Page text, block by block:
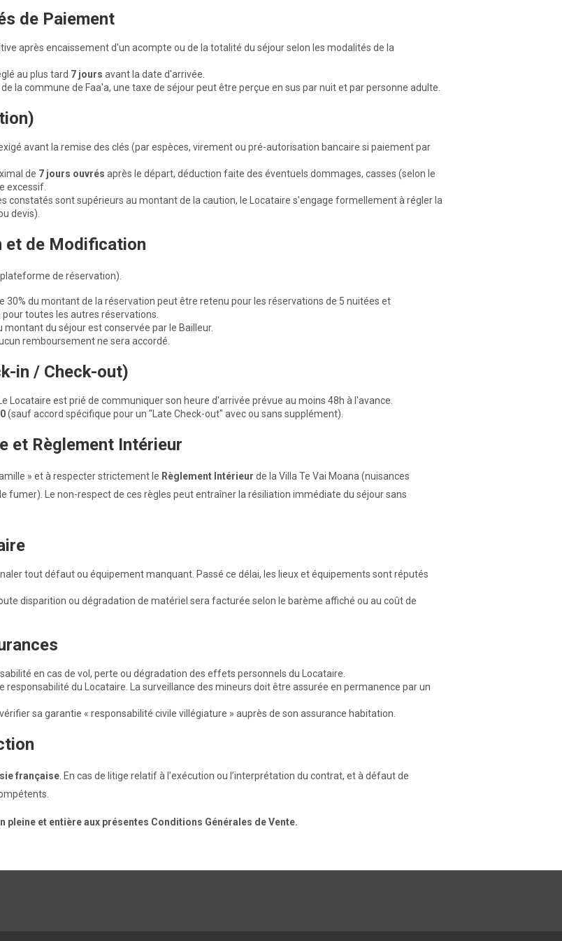
de Paiement
après encaissement d'un acompte ou de la totalité du séjour selon les modalités de la
au plus tard 7 jours avant la date d'arrivée.
la commune de Faa'a, une taxe de séjour peut être perçue en sus par nuit et par personne adulte.
avant la remise des clés (par espèces, virement ou pré-autorisation bancaire si paiement par
de 7 jours ouvrés après le départ, déduction faite des éventuels dommages, casses (selon le
excessif.
constatés sont supérieurs au montant de la caution, le Locataire s'engage formellement à régler la
devis).
et de Modification
de réservation).
30% du montant de la réservation peut être retenu pour les réservations de 5 nuitées et
toutes les autres réservations.
montant du séjour est conservée par le Bailleur.
remboursement ne sera accordé.
in / Check-out)
Le Locataire est prié de communiquer son heure d'arrivée prévue au moins 48h à l'avance.
(sauf accord spécifique pour un "Late Check-out" avec ou sans supplément).
et Règlement Intérieur
» et à respecter strictement le Règlement Intérieur de la Villa Te Vai Moana (nuisances
fumer). Le non-respect de ces règles peut entraîner la résiliation immédiate du séjour sans
tout défaut ou équipement manquant. Passé ce délai, les lieux et équipements sont réputés
disparition ou dégradation de matériel sera facturée selon le barème affiché ou au coût de
en cas de vol, perte ou dégradation des effets personnels du Locataire.
responsabilité du Locataire. La surveillance des mineurs doit être assurée en permanence par un
sa garantie « responsabilité civile villégiature » auprès de son assurance habitation.
française . En cas de litige relatif à l’exécution ou l’interprétation du contrat, et à défaut de
pleine et entière aux présentes Conditions Générales de Vente.